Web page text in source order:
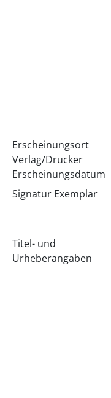
Erscheinungsort
Verlag/Drucker
Erscheinungsdatum
Signatur Exemplar
Titel- und
Urheberangaben